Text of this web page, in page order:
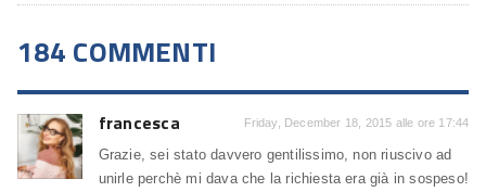
184 COMMENTI
francesca Friday, December 18, 2015 alle ore 17:44
Grazie, sei stato davvero gentilissimo, non riuscivo ad
unirle perchè mi dava che la richiesta era già in sospeso!